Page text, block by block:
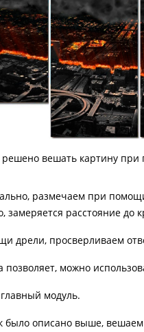
решено вешать картину
размечаем при
замеряется расстояние до
дрели, просверливаем
позволяет, можно
модуль.
было описано выше,